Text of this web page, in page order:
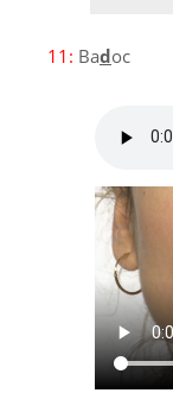
11: Badoc